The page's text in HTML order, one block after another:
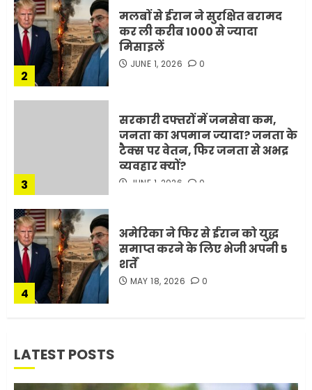
2
मलबों से ईरान ने सुरक्षित बरामद
कर ली करीब 1000 से ज्यादा
मिसाइलें
JUNE 1, 2026 0
3
सरकारी दफ्तरों में जनसेवा कम,
जनता का अपमान ज्यादा? जनता के
टैक्स पर वेतन, फिर जनता से अभद्र
व्यवहार क्यों?
JUNE 1, 2026 0
4
अमेरिका ने फिर से ईरान को युद्ध
समाप्त करने के लिए भेजी अपनी 5
शर्तें
MAY 18, 2026 0
FEBRUARY 3, 2026 0
LATEST POSTS